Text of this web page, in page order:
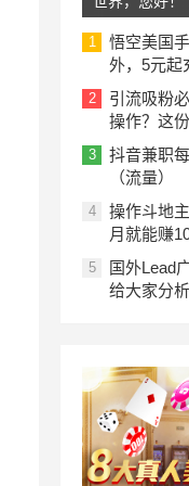
1
悟空美国
外，5元起
2
引流吸粉
操作？这
3
抖音兼职
（流量）
4
操作斗地
月就能赚
5
国外Lead
给大家分